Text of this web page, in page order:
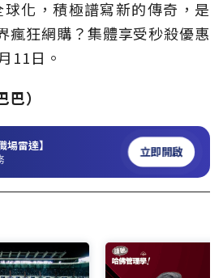
球化，積極譜寫新的傳奇，是
瘋狂網購？集體享受秒殺優惠
11日。
）
雷達】 立即開啟